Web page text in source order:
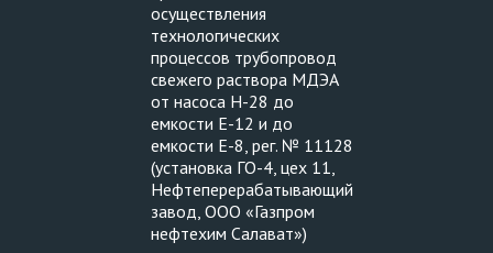
осуществления
технологических
процессов трубопровод
свежего раствора МДЭА
от насоса Н-28 до
емкости Е-12 и до
емкости Е-8, рег. № 11128
(установка ГО-4, цех 11,
Нефтеперерабатывающий
завод, ООО «Газпром
нефтехим Салават»)